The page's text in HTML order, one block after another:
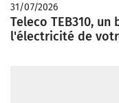
31/07/2026
Teleco TEB310,
l'électricité de